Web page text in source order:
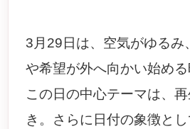
3月29日は、空気がゆるみ
や希望が外へ向かい始める
この日の中心テーマは、
き。さらに日付の象徴と